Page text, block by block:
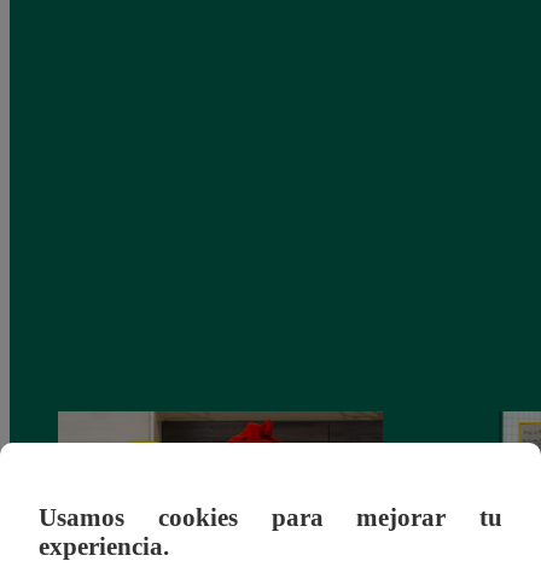
Usamos cookies para mejorar tu
experiencia.